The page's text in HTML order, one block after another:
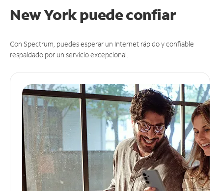
New York puedeconfiar
Con Spectrum, puedes esperar un Internet rápido y confiable
respaldado por un servicio excepcional.